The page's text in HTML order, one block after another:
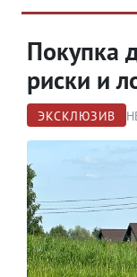
Покупка
риски и
ЭКСКЛЮЗИВ